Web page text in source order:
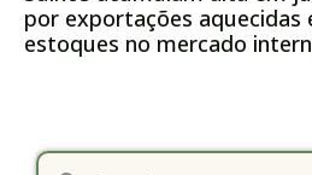
por exportações aquecidas
estoques no mercado